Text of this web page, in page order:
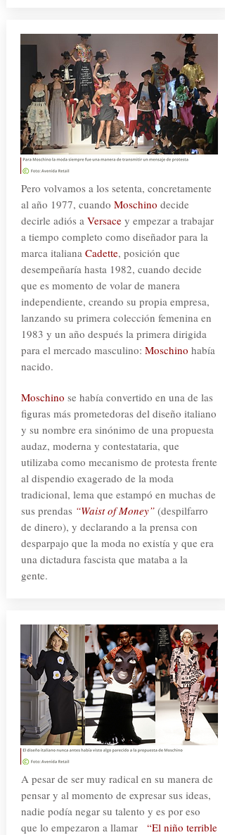
Pero volvamos a los setenta, concretamente
al año 1977, cuando Moschino decide
decirle adiós a Versacey empezar a trabajar
a tiempo completo como diseñador para la
marca italiana Cadette, posición que
desempeñaría hasta 1982, cuando decide
que es momento de volar de manera
independiente, creando su propia empresa,
lanzando su primera colección femenina en
1983 y un año después la primera dirigida
para el mercado masculino: Moschino había
nacido.
Moschino se había convertido en una de las
figuras más prometedoras del diseño italiano
y su nombre era sinónimo de una propuesta
audaz, moderna y contestataria, que
utilizaba como mecanismo de protesta frente
al dispendio exagerado de la moda
tradicional, lema que estampó en muchas de
sus prendas “Waist of Money”(despilfarro
de dinero), y declarando a la prensa con
desparpajo que la moda no existía y que era
una dictadura fascista que mataba a la
gente.
A pesar de ser muy radical en su manera de
pensar y al momento de expresar sus ideas,
nadie podía negar su talento y es por eso
que lo empezaron a llamar “El niño terrible